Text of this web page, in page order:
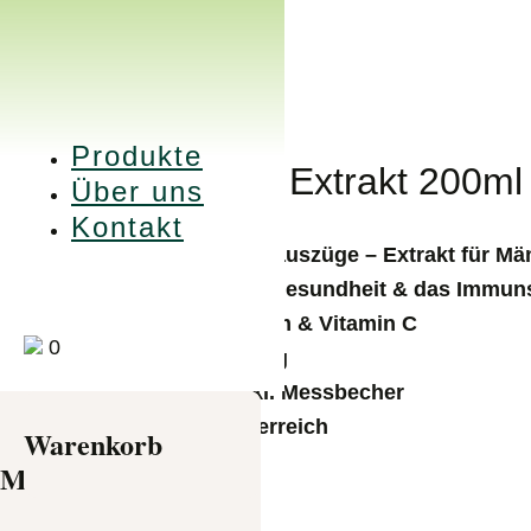
Produkte
Über uns
Kontakt
search
Mein Konto
0
Warenkorb
Prosta Liquid+ Extrakt 200ml
Pflanzliche Kräuterauszüge – Extrakt für
Unterstützt die Zellgesundheit & das
mit Zink, Magnesium & Vitamin C
Nahrungsergänzung
200ml Flasche inkl. Messbecher
Hergestellt in Österreich